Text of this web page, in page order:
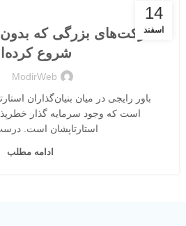
14
اسفند
بلاگ
شرکت‌های بزرگی که بدون
شروع
ModirWeb
باور رایجی در میان بنیان‌گذاران
است که وجود سرمایه گذار
استارتاپشان است.
ادامه مطلب